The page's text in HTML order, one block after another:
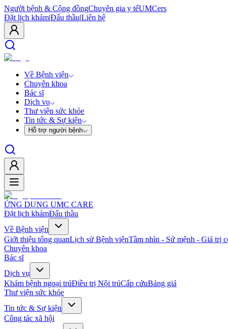
Người bệnh & Cộng đồngChuyên gia y tếUMCers
Đặt lịch khám|Đấu thầu|Liên hệ
Về Bệnh viện
Chuyên khoa
Bác sĩ
Dịch vụ
Thư viện sức khỏe
Tin tức & Sự kiện
Hỗ trợ người bệnh
ỨNG DỤNG UMC CARE
Đặt lịch khámĐấu thầu
Về Bệnh viện
Giới thiệu tổng quanLịch sử Bệnh việnTầm nhìn - Sứ mệnh - Giá trị
Chuyên khoa
Bác sĩ
Dịch vụ
Khám bệnh ngoại trúĐiều trị Nội trúCấp cứuBảng giá
Thư viện sức khỏe
Tin tức & Sự kiện
Công tác xã hội